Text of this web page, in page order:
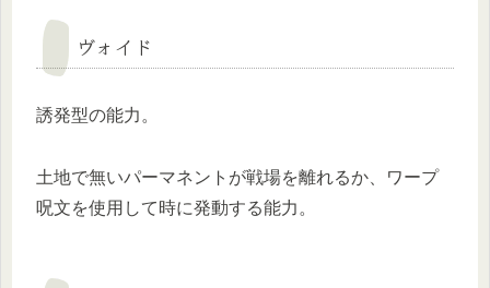
ヴォイド
誘発型の能力。
土地で無いパーマネントが戦場を離れるか、ワープ
呪文を使用して時に発動する能力。